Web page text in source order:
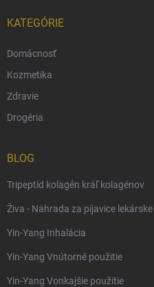
KATEGÓRIE
Domácnosť
Kozmetika
Zdravie
Drogéria
BLOG
Tripeptid kolagén kráľ kolagénov
Živa - Náhrada za pijavice lekárske
Yin-Yang Inhalácia
Yin-Yang Vnútorné použitie
Yin-Yang Vonkajšie použitie